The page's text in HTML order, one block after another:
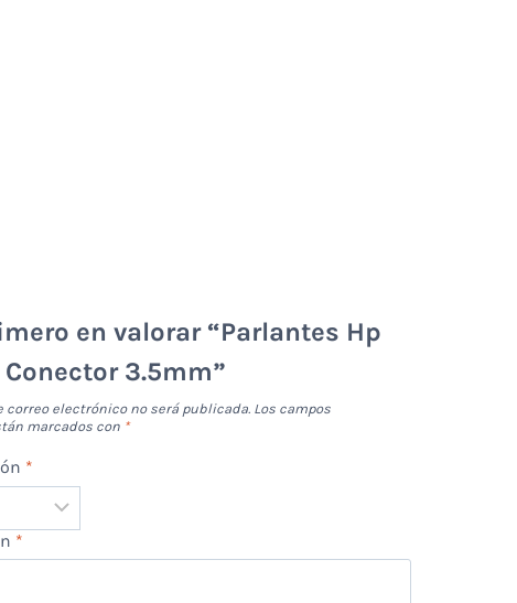
en valorar “Parlantes Hp
3.5mm”
correo electrónico no será publicada. Los campos
marcados con *
*
*